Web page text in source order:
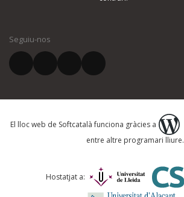
El vostre correu electrònic *
Què proposeu?
Comentari *
Seguiu-nos
El lloc web de Softcatalà funciona gràcies a
entre altre programari lliure.
Hostatjat a: